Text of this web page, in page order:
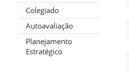
Colegiado
Autoavaliação
Planejamento
Estratégico